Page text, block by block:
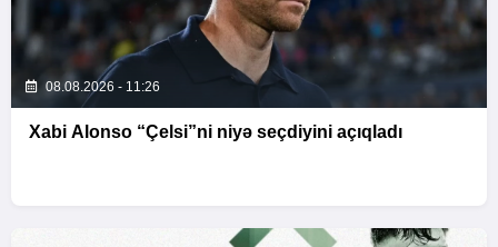
08.08.2026 - 11:26
Xabi Alonso “Çelsi”ni niyə seçdiyini açıqladı